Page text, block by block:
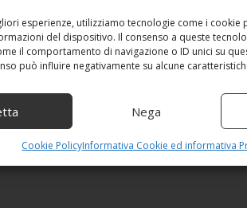
esperienze, utilizziamo tecnologie come i cookie
del dispositivo. Il consenso a queste
il comportamento di navigazione o ID unici su
può influire negativamente su alcune
Nega
Cookie PolicyInformativa Cookie ed informativa